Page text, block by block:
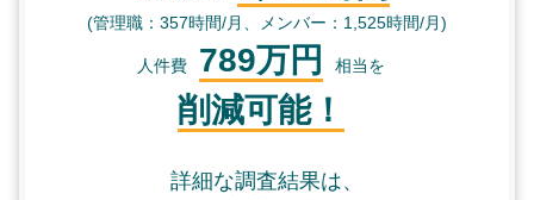
(管理職：357時間/月、メンバー：1,525時間/月)
人件費 789万円 相当を
削減可能！
詳細な調査結果は、